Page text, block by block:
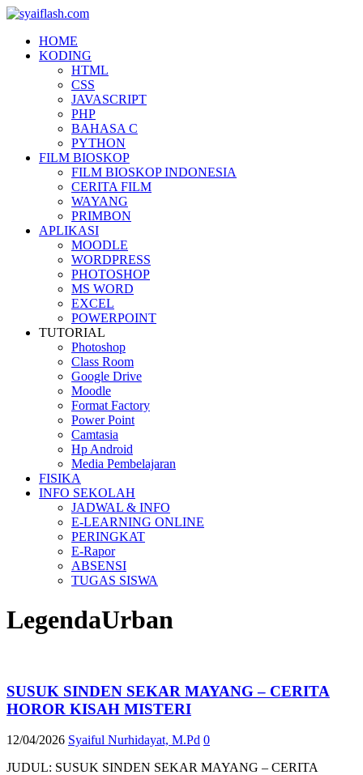
HOME
KODING
HTML
CSS
JAVASCRIPT
PHP
BAHASA C
PYTHON
FILM BIOSKOP
FILM BIOSKOP INDONESIA
CERITA FILM
WAYANG
PRIMBON
APLIKASI
MOODLE
WORDPRESS
PHOTOSHOP
MS WORD
EXCEL
POWERPOINT
TUTORIAL
Photoshop
Class Room
Google Drive
Moodle
Format Factory
Power Point
Camtasia
Hp Android
Media Pembelajaran
FISIKA
INFO SEKOLAH
JADWAL & INFO
E-LEARNING ONLINE
PERINGKAT
E-Rapor
ABSENSI
TUGAS SISWA
LegendaUrban
SUSUK SINDEN SEKAR MAYANG – CERITA
HOROR KISAH MISTERI
12/04/2026 Syaiful Nurhidayat, M.Pd 0
JUDUL: SUSUK SINDEN SEKAR MAYANG – CERITA